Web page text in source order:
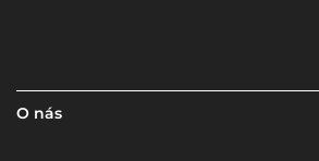
O nás